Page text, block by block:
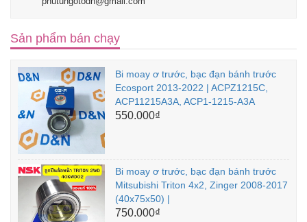
Sản phẩm bán chạy
Bi moay ơ trước, bạc đạn bánh trước
Ecosport 2013-2022 | ACPZ1215C,
ACP11215A3A, ACP1-1215-A3A
550.000₫
Bi moay ơ trước, bạc đạn bánh trước
Mitsubishi Triton 4x2, Zinger 2008-2017
(40x75x50) |
750.000₫